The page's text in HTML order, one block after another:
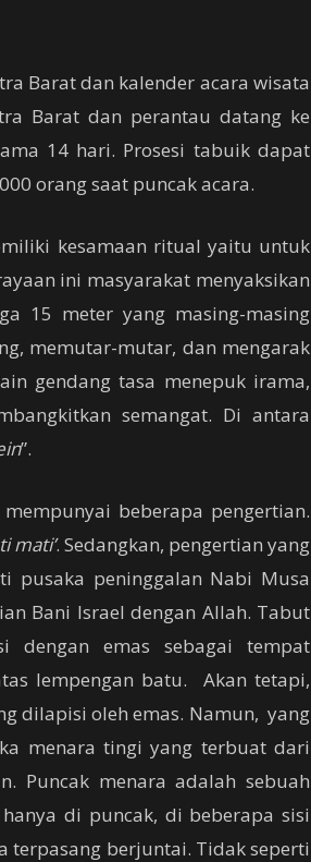
Barat dan kalender acara wisata
Barat dan perantau datang ke
14 hari. Prosesi tabuik dapat
orang saat puncak acara.
kesamaan ritual yaitu untuk
ini masyarakat menyaksikan
15 meter yang masing-masing
memutar-mutar, dan mengarak
gendang tasa menepuk irama,
semangat. Di antara
”.
beberapa pengertian.
mati’. Sedangkan, pengertian yang
pusaka peninggalan Nabi Musa
Bani Israel dengan Allah. Tabut
dengan emas sebagai tempat
lempengan batu. Akan tetapi,
dilapisi oleh emas. Namun, yang
menara tingi yang terbuat dari
Puncak menara adalah sebuah
di puncak, di beberapa sisi
terpasang berjuntai. Tidak seperti